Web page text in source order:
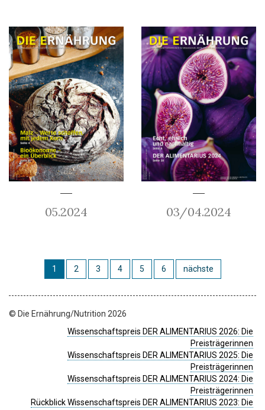
05.2024 03/04.2024
1 2 3 4 5 6 nächste
© Die Ernährung/Nutrition 2026
Wissenschaftspreis DER ALIMENTARIUS 2026: Die
Preisträgerinnen
Wissenschaftspreis DER ALIMENTARIUS 2025: Die
Preisträgerinnen
Wissenschaftspreis DER ALIMENTARIUS 2024: Die
Preisträgerinnen
Rückblick Wissenschaftspreis DER ALIMENTARIUS 2023: Die